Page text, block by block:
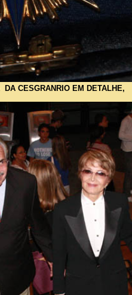
CESGRANRIO EM DETALHE,